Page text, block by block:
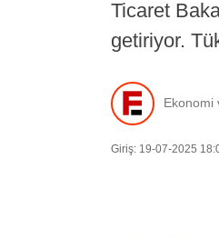
Ticaret
getiriyor.
Ekonomi
Giriş: 19-07-2025